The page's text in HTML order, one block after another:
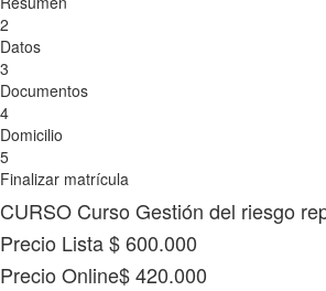
2
Datos
3
Documentos
4
Domicilio
5
Finalizar matrícula
CURSO Curso Gestión del riesgo
Precio Lista$ 600.000
Precio Online$ 420.000